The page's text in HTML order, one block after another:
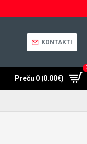
KONTAKTI
Preču 0 (0.00€)